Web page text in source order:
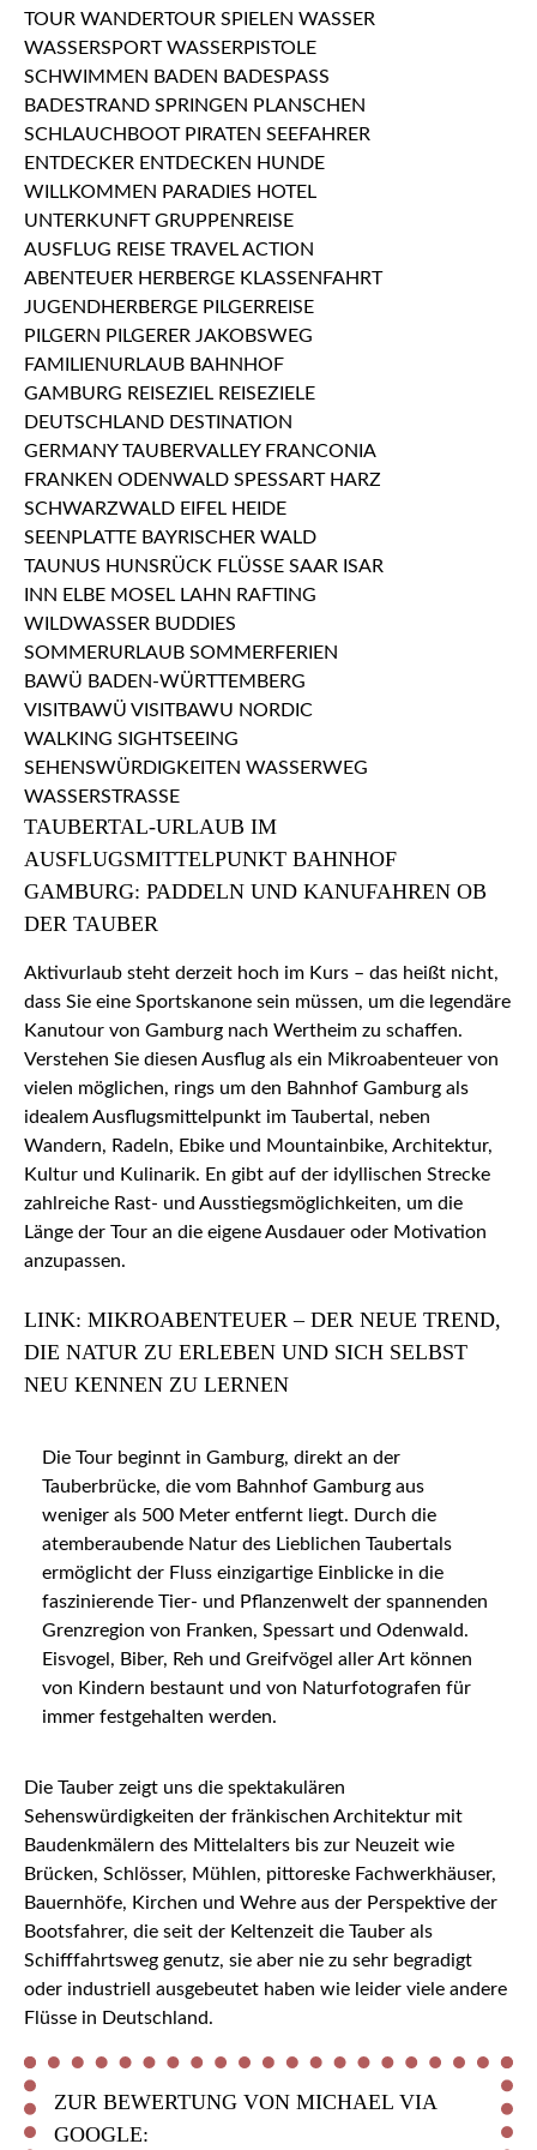
TAUBERTAL-URLAUB IM
AUSFLUGSMITTELPUNKT BAHNHOF
GAMBURG: PADDELN UND KANUFAHREN OB
DER TAUBER
Aktivurlaub steht derzeit hoch im Kurs – das heißt nicht,
dass Sie eine Sportskanone sein müssen, um die legendäre
Kanutour von Gamburg nach Wertheim zu schaffen.
Verstehen Sie diesen Ausflug als ein Mikroabenteuer von
vielen möglichen, rings um den Bahnhof Gamburg als
idealem Ausflugsmittelpunkt im Taubertal, neben
Wandern, Radeln, Ebike und Mountainbike, Architektur,
Kultur und Kulinarik. En gibt auf der idyllischen Strecke
zahlreiche Rast- und Ausstiegsmöglichkeiten, um die
Länge der Tour an die eigene Ausdauer oder Motivation
anzupassen.
LINK: MIKROABENTEUER – DER NEUE TREND,
DIE NATUR ZU ERLEBEN UND SICH SELBST
NEU KENNEN ZU LERNEN
Die Tour beginnt in Gamburg, direkt an der
Tauberbrücke, die vom Bahnhof Gamburg aus
weniger als 500 Meter entfernt liegt. Durch die
atemberaubende Natur des Lieblichen Taubertals
ermöglicht der Fluss einzigartige Einblicke in die
faszinierende Tier- und Pflanzenwelt der spannenden
Grenzregion von Franken, Spessart und Odenwald.
Eisvogel, Biber, Reh und Greifvögel aller Art können
von Kindern bestaunt und von Naturfotografen für
immer festgehalten werden.
Die Tauber zeigt uns die spektakulären
Sehenswürdigkeiten der fränkischen Architektur mit
Baudenkmälern des Mittelalters bis zur Neuzeit wie
Brücken, Schlösser, Mühlen, pittoreske Fachwerkhäuser,
Bauernhöfe, Kirchen und Wehre aus der Perspektive der
Bootsfahrer, die seit der Keltenzeit die Tauber als
Schifffahrtsweg genutz, sie aber nie zu sehr begradigt
oder industriell ausgebeutet haben wie leider viele andere
Flüsse in Deutschland.
ZUR BEWERTUNG VON MICHAEL VIA
GOOGLE: